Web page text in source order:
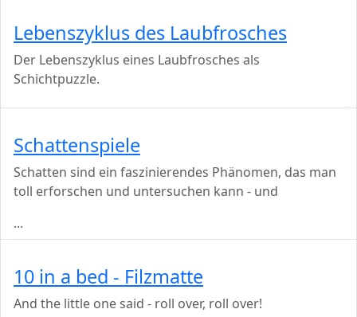
Lebenszyklus des Laubfrosches
Der Lebenszyklus eines Laubfrosches als
Schichtpuzzle.
Schattenspiele
Schatten sind ein faszinierendes Phänomen, das man
toll erforschen und untersuchen kann - und
...
10 in a bed - Filzmatte
And the little one said - roll over, roll over!